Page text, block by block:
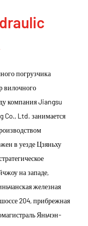
погрузчика
вилочного
компания Jiangsu
Ltd. занимается
в уезде Цзяньху
на западе,
железная
204, прибрежная
Яньчэн-